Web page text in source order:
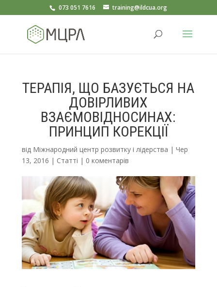
073 051 7616 training@ildcua.org
ТЕРАПІЯ, ЩО БАЗУЄТЬСЯ НА
ДОВІРЛИВИХ
ВЗАЄМОВІДНОСИНАХ:
ПРИНЦИП КОРЕКЦІЇ
від Міжнародний центр розвитку і лідерства | Чер
13, 2016 | Статті | 0 коментарів